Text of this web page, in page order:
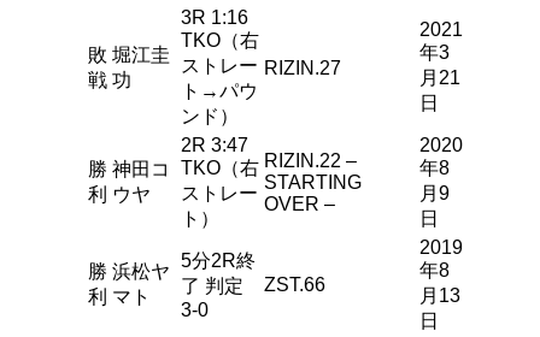
敗
戦
堀江圭
功
3R 1:16
TKO（右
ストレー
ト→パウ
ンド）
RIZIN.27
2021
年3
月21
日
勝
利
神田コ
ウヤ
2R 3:47
TKO（右
ストレー
ト）
RIZIN.22 –
STARTING
OVER –
2020
年8
月9
日
勝
利
浜松ヤ
マト
5分2R終
了 判定
3-0
ZST.66
2019
年8
月13
日